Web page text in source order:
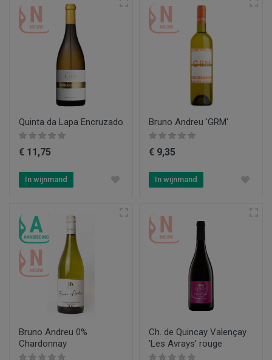
Quinta da Lapa Encruzado
€ 11,75
In wijnmand
Bruno Andreu 'GRM'
€ 9,35
In wijnmand
Bruno Andreu 0%
Chardonnay
Ch. de Quincay Valençay
'Les Avrays' rouge